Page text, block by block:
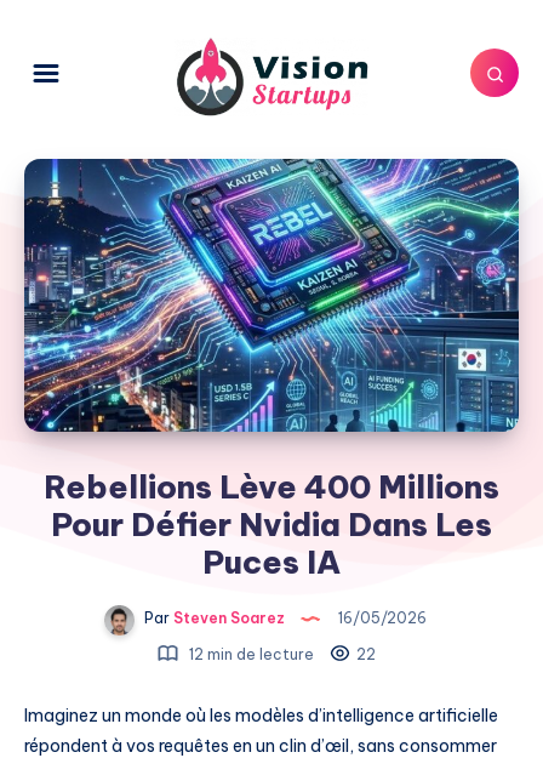
Rebellions Lève 400 Millions
Pour Défier Nvidia Dans Les
Puces IA
Par Steven Soarez
16/05/2026
12 min de lecture
22
Imaginez un monde où les modèles d’intelligence artificielle
répondent à vos requêtes en un clin d’œil, sans consommer